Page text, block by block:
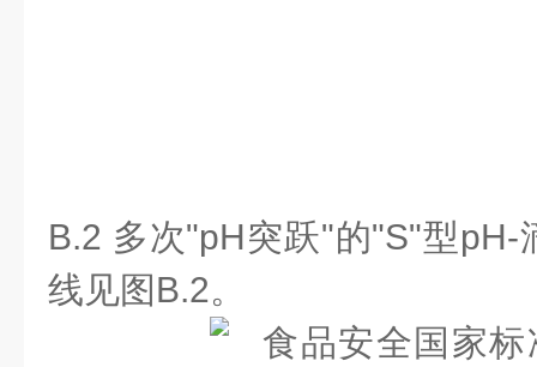
B.2 多次"pH突跃"的"S"型pH-
线见图B.2。